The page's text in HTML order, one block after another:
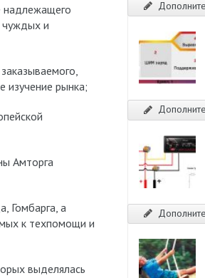
надлежащего
чуждых и
изучение рынка;
Амторга
Гомбарга, а
к техпомощи и
выделялась